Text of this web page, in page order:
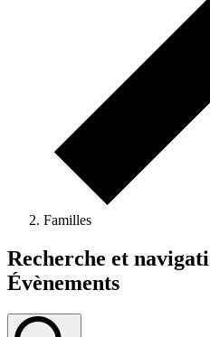
Familles
Recherche et
Évènements